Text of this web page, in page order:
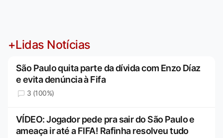
+Lidas Notícias
São Paulo quita parte da dívida com Enzo Díaz
e evita denúncia à Fifa
3 (100%)
VÍDEO: Jogador pede pra sair do São Paulo e
ameaça ir até a FIFA! Rafinha resolveu tudo